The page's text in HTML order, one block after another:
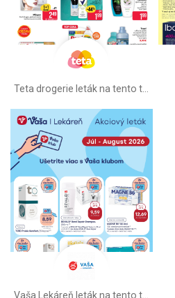
Vaša Lekáreň leták na tento týždeň